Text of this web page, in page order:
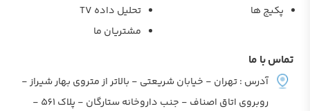
پکیج ها
تحلیل داده TV
مشتریان ما
تماس با ما
آدرس : تهران - خیابان شریعتی - بالاتر از متروی بهار شیراز -
روبروی اتاق اصناف - جنب داروخانه ستارگان - پلاک 561 -